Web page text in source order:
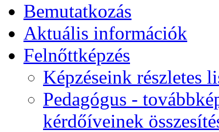
Bemutatkozás
Aktuális információk
Felnőttképzés
Képzéseink részletes
Pedagógus -
kérdőíveinek